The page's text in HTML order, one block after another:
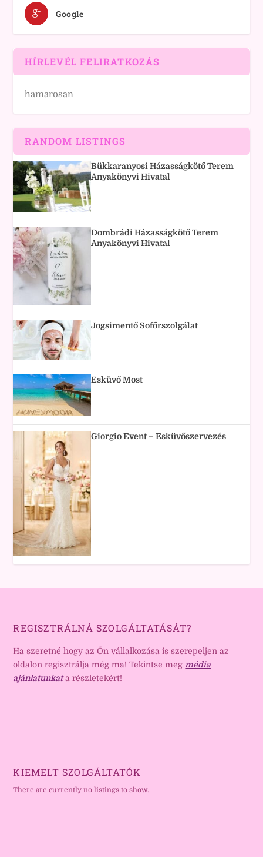
Google
HÍRLEVÉL FELIRATKOZÁS
hamarosan
RANDOM LISTINGS
Bükkaranyosi Házasságkötő Terem
Anyakönyvi Hivatal
Dombrádi Házasságkötő Terem
Anyakönyvi Hivatal
Jogsimentő Sofőrszolgálat
Esküvő Most
Giorgio Event – Esküvőszervezés
REGISZTRÁLNÁ SZOLGÁLTATÁSÁT?
Ha szeretné hogy az Ön vállalkozása is szerepeljen az
oldalon regisztrálja még ma! Tekintse meg média
ajánlatunkat a részletekért!
KIEMELT SZOLGÁLTATÓK
There are currently no listings to show.